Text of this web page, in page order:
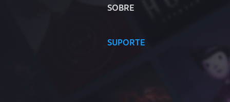
SOBRE
SUPORTE